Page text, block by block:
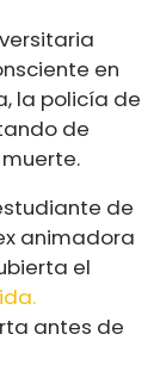
en
la policía de
de
de
animadora
el
antes de